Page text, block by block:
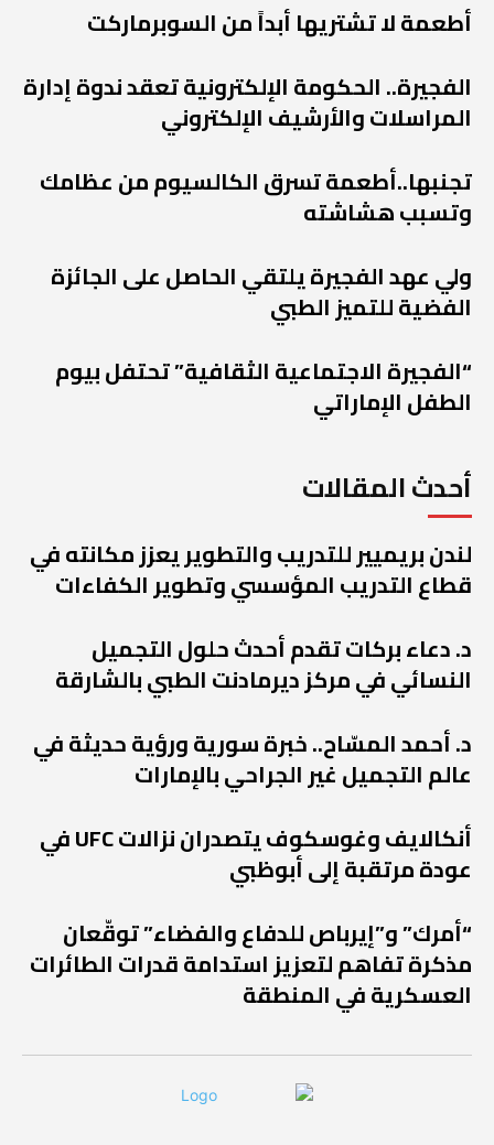
أطعمة لا تشتريها أبداً من السوبرماركت
الفجيرة.. الحكومة الإلكترونية تعقد ندوة إدارة
المراسلات والأرشيف الإلكتروني
تجنبها..أطعمة تسرق الكالسيوم من عظامك
وتسبب هشاشته
ولي عهد الفجيرة يلتقي الحاصل على الجائزة
الفضية للتميز الطبي
“الفجيرة الاجتماعية الثقافية” تحتفل بيوم
الطفل الإماراتي
أحدث المقالات
لندن بريميير للتدريب والتطوير يعزز مكانته في
قطاع التدريب المؤسسي وتطوير الكفاءات
د. دعاء بركات تقدم أحدث حلول التجميل
النسائي في مركز ديرمادنت الطبي بالشارقة
د. أحمد المسّاح.. خبرة سورية ورؤية حديثة في
عالم التجميل غير الجراحي بالإمارات
أنكالايف وغوسكوف يتصدران نزالات UFC في
عودة مرتقبة إلى أبوظبي
“أمرك” و”إيرباص للدفاع والفضاء” توقّعان
مذكرة تفاهم لتعزيز استدامة قدرات الطائرات
العسكرية في المنطقة